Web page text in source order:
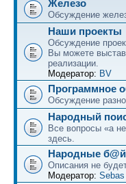
Железо
Обсуждение
Наши проекты
Обсуждение
Вы можете
реализации.
Модератор: BV
Программное
Обсуждение
Народный
Все вопросы «а
здесь.
Народные
Описания не
Модератор: Sebas